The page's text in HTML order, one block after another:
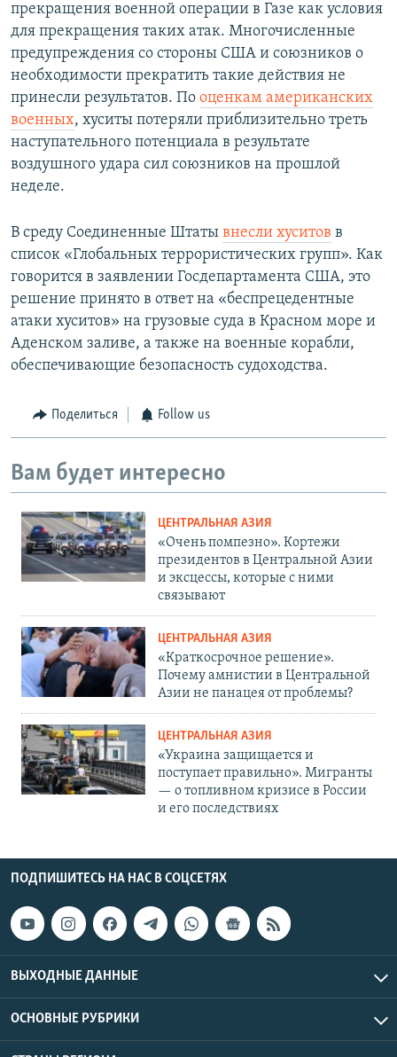
прекращения военной операции в Газе как условия
для прекращения таких атак. Многочисленные
предупреждения со стороны США и союзников о
необходимости прекратить такие действия не
принесли результатов. По оценкам американских
военных, хуситы потеряли приблизительно треть
наступательного потенциала в результате
воздушного удара сил союзников на прошлой
неделе.
В среду Соединенные Штаты внесли хуситов в
список «Глобальных террористических групп». Как
говорится в заявлении Госдепартамента США, это
решение принято в ответ на «беспрецедентные
атаки хуситов» на грузовые суда в Красном море и
Аденском заливе, а также на военные корабли,
обеспечивающие безопасность судоходства.
Поделиться Follow us
Вам будет интересно
ЦЕНТРАЛЬНАЯ АЗИЯ
«Очень помпезно». Кортежи
президентов в Центральной Азии
и эксцессы, которые с ними
связывают
ЦЕНТРАЛЬНАЯ АЗИЯ
«Краткосрочное решение».
Почему амнистии в Центральной
Азии не панацея от проблемы?
ЦЕНТРАЛЬНАЯ АЗИЯ
«Украина защищается и
поступает правильно». Мигранты
— о топливном кризисе в России
и его последствиях
ПОДПИШИТЕСЬ НА НАС В СОЦСЕТЯХ
ВЫХОДНЫЕ ДАННЫЕ
ОСНОВНЫЕ РУБРИКИ